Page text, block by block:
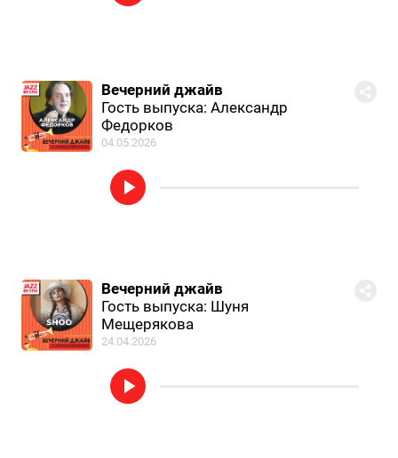
Вечерний джайв
Гость выпуска: Александр
Федорков
04.05.2026
Вечерний джайв
Гость выпуска: Шуня
Мещерякова
24.04.2026